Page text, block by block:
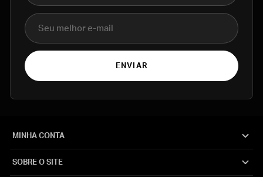
E-mail
ENVIAR
MINHA CONTA
SOBRE O SITE